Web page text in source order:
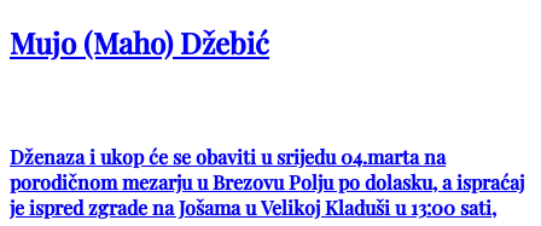
Mujo (Maho) Džebić
Dženaza i ukop će se obaviti u srijedu 04.marta na
porodičnom mezarju u Brezovu Polju po dolasku, a ispraćaj
je ispred zgrade na Jošama u Velikoj Kladuši u 13:00 sati,